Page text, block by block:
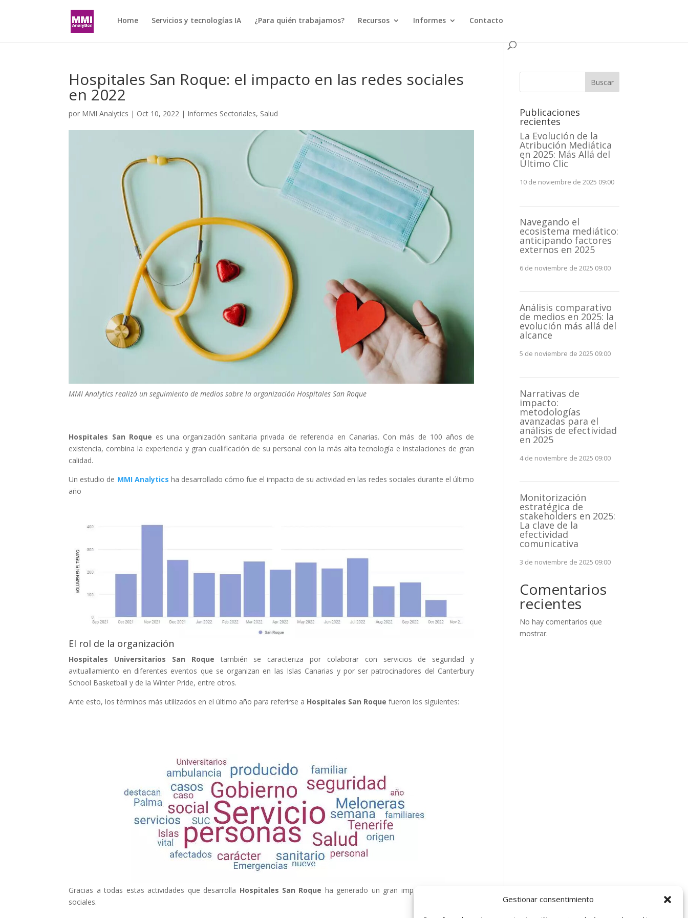
Gestionar consentimiento
Home Servicios y tecnologías IA ¿Para quién trabajamos? Recursos Informes Contacto
Hospitales San Roque: el impacto en las redes sociales
en 2022
por MMI Analytics | Oct 10, 2022 | Informes Sectoriales, Salud
MMI Analytics realizó un seguimiento de medios sobre la organización Hospitales San Roque
Hospitales San Roque es una organización sanitaria privada de referencia en Canarias. Con más de 100 años de
existencia, combina la experiencia y gran cualificación de su personal con la más alta tecnología e instalaciones de gran
calidad.
Un estudio de MMI Analytics ha desarrollado cómo fue el impacto de su actividad en las redes sociales durante el último
año
El rol de la organización
Hospitales Universitarios San Roque también se caracteriza por colaborar con servicios de seguridad y
avituallamiento en diferentes eventos que se organizan en las Islas Canarias y por ser patrocinadores del Canterbury
School Basketball y de la Winter Pride, entre otros.
Ante esto, los términos más utilizados en el último año para referirse a Hospitales San Roque fueron los siguientes:
Gracias atodas estas actividades que desarrolla Hospitales San Roque ha generado un gran impacto en las redes
sociales.
Buscar
Publicaciones
recientes
La Evolución de la
Atribución Mediática
en 2025: Más Allá del
Último Clic
10 de noviembre de 2025 09:00
Navegando el
ecosistema mediático:
anticipando factores
externos en 2025
6 de noviembre de 2025 09:00
Análisis comparativo
de medios en 2025: la
evolución más allá del
alcance
5 de noviembre de 2025 09:00
Narrativas de
impacto:
metodologías
avanzadas para el
análisis de efectividad
en 2025
4 de noviembre de 2025 09:00
Monitorización
estratégica de
stakeholders en 2025:
La clave de la
efectividad
comunicativa
3 de noviembre de 2025 09:00
Comentarios
recientes
No hay comentarios que
mostrar.